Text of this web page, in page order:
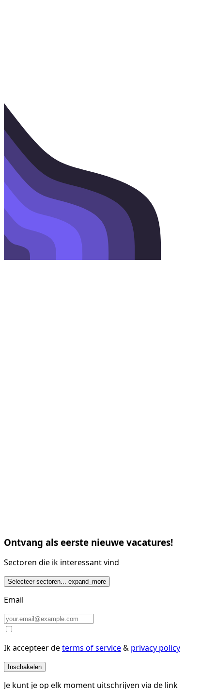
Ontvang als eerste nieuwe vacatures!
Sectoren die ik interessant vind
Selecteer sectoren... expand_more
Email
Ik accepteer determs of service& privacy policy
Inschakelen
Je kunt je op elk moment uitschrijven via de link